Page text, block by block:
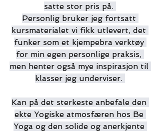
satte stor pris på.
Personlig bruker jeg fortsatt
kursmaterialet vi fikk utlevert, det
funker som et kjempebra verktøy
for min egen personlige praksis,
men henter også mye inspirasjon til
klasser jeg underviser.
Kan på det sterkeste anbefale den
ekte Yogiske atmosfæren hos Be
Yoga og den solide og anerkjente